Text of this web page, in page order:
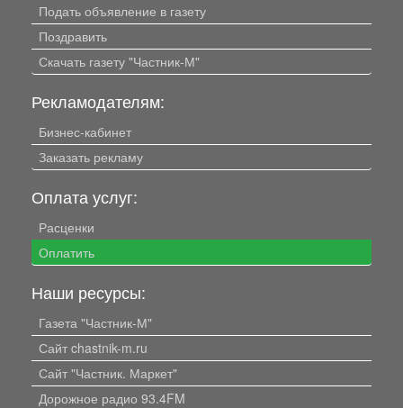
Подать объявление в газету
Поздравить
Скачать газету "Частник-М"
Рекламодателям:
Бизнес-кабинет
Заказать рекламу
Оплата услуг:
Расценки
Оплатить
Наши ресурсы:
Газета "Частник-М"
Сайт chastnik-m.ru
Сайт "Частник. Маркет"
Дорожное радио 93.4FM